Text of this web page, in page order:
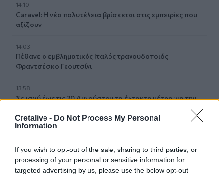
Cretalive - Do Not Process My Personal
Information
If you wish to opt-out of the sale, sharing to third parties, or
processing of your personal or sensitive information for
targeted advertising by us, please use the below opt-out
14:10
Caravel: Η νέα πολυτέλεια βρίσκεται στις εμπειρίες που
αξίζουν
14:03
Πέθανε ο εμβληματικός Ιταλός τραγουδοποιός
Φραντσέσκο Γκουτσίνι
13:58
Σε ισχύ έως τις 20 Αυγούστου τα έκτακτα μέτρα για την
13:48
αλυσίδας φαρμάκων
13:34